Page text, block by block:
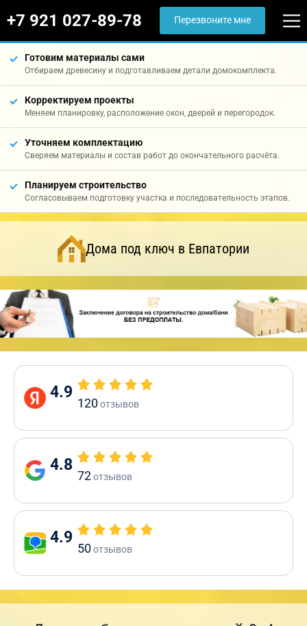
+7 921 027-89-78 Перезвоните мне
Готовим материалы сами
Отбираем древесину и подготавливаем детали домокомплекта.
Корректируем проекты
Меняем планировку, расположение окон, дверей и перегородок.
Уточняем комплектацию
Сверяем материалы и состав работ до окончательного расчёта.
Планируем строительство
Согласовываем подготовку участка и последовательность этапов.
Дома под ключ в Евпатории
4.9
120отзывов
4.8
72отзывов
4.9
50отзывов